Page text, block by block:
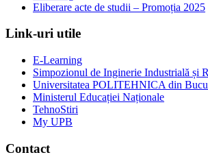
Eliberare acte de studii – Promoția 2025
Link-uri utile
E-Learning
Simpozionul de Inginerie Industrială și
Universitatea POLITEHNICA din
Ministerul Educației Naționale
TehnoStiri
My UPB
Contact